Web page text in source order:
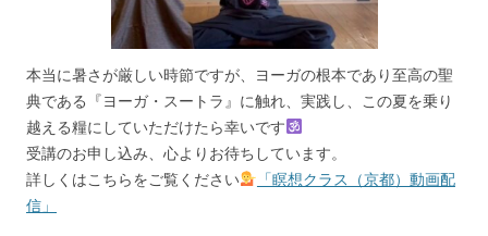
本当に暑さが厳しい時節ですが、ヨーガの根本であり至高の聖
典である『ヨーガ・スートラ』に触れ、実践し、この夏を乗り
越える糧にしていただけたら幸いです
受講のお申し込み、心よりお待ちしています。
詳しくはこちらをご覧ください
「瞑想クラス（京都）動画配
信」